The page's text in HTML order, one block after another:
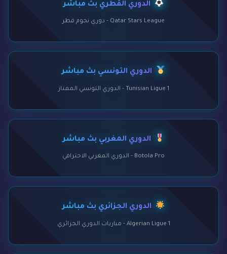
الدوري القطري بث مباشر
Qatar Stars League - دوري نجوم قطر
الدوري التونسي بث مباشر
Tunisian Ligue 1 - الدوري التونسي الممتاز
الدوري المغربي بث مباشر
Botola Pro - الدوري المغربي الاحترافي
الدوري الجزائري بث مباشر
Algerian Ligue 1 - مباريات الدوري الجزائري